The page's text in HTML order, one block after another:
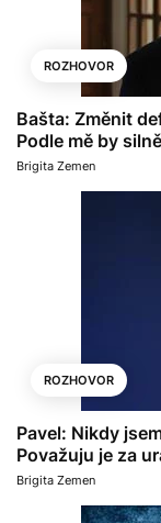
ROZHOVOR
Bašta: Změnit
Podle mě by
Brigita Zemen
ROZHOVOR
Pavel: Nikdy
Považuju je za
Brigita Zemen